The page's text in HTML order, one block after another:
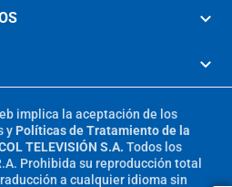
implica la aceptación de los
y Políticas de Tratamiento de la
TELEVISIÓN S.A. Todos los
Prohibida su reproducción total
a cualquier idioma sin